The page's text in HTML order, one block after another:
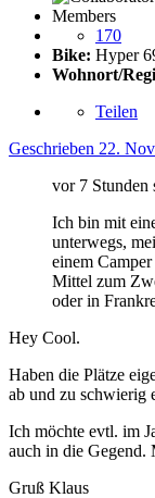
Members
170
Bike: Hyper
Wohnort/
Teilen
Geschrieben 22.
vor 7 Stunden
Ich bin mit
unterwegs,
einem Camper
Mittel zum
oder in
Hey Cool.
Haben die Plätze
ab und zu schwierig
Ich möchte evtl. im
auch in die
Gruß Klaus